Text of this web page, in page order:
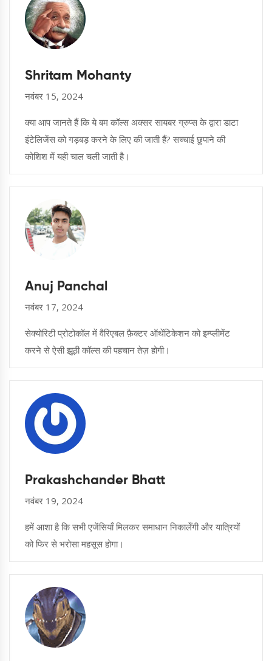
Shritam Mohanty
नवंबर 15, 2024
क्या आप जानते हैं कि ये बम कॉल्स अक्सर सायबर ग्रुप्स के द्वारा डाटा
इंटेलिजेंस को गड़बड़ करने के लिए की जाती हैं? सच्चाई छुपाने की
कोशिश में यही चाल चली जाती है।
Anuj Panchal
नवंबर 17, 2024
सेक्योरिटी प्रोटोकॉल में वैरिएबल फ़ैक्टर ऑथेंटिकेशन को इम्प्लीमेंट
करने से ऐसी झूठी कॉल्स की पहचान तेज़ होगी।
Prakashchander Bhatt
नवंबर 19, 2024
हमें आशा है कि सभी एजेंसियाँ मिलकर समाधान निकालेँगी और यात्रियों
को फिर से भरोसा महसूस होगा।